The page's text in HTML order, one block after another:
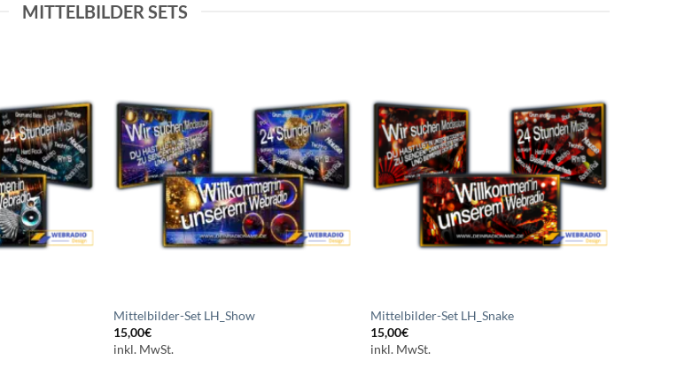
MITTELBILDER SETS
Auf die
Wunschliste
setzen
Auf die
Wunschliste
setzen
Mittelbilder-Set LH_Show
15,00€
inkl. MwSt.
Auf die
Wunschliste
setzen
Mittelbilder-Set LH_Snake
15,00€
inkl. MwSt.